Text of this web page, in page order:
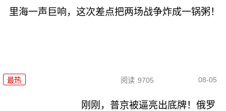
里海一声巨响，这次差点把两场战争炸成一锅粥！
最热 阅读 9705 08-05
刚刚，普京被逼亮出底牌！俄罗